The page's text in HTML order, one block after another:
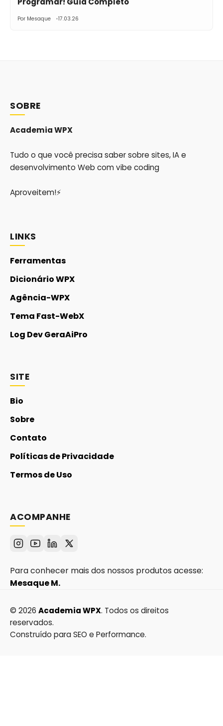
Por Mesaque 17.03.26
SOBRE
Academia WPX
Tudo o que você precisa saber sobre sites, IA e
desenvolvimento Web com vibe coding
Aproveitem!⚡
LINKS
Ferramentas
Dicionário WPX
Agência-WPX
Tema Fast-WebX
Log Dev GeraAiPro
SITE
Bio
Sobre
Contato
Políticas de Privacidade
Termos de Uso
ACOMPANHE
Para conhecer mais dos nossos produtos acesse:
Mesaque M.
© 2026 Academia WPX. Todos os direitos
reservados.
Construído para SEO e Performance.